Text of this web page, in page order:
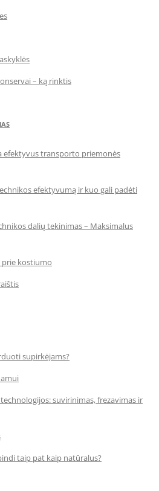
– ką rinktis
efektyvus transporto priemonės
efektyvumą ir kuo gali padėti
dalių tekinimas – Maksimalus
prie kostiumo
supirkėjams?
suvirinimas, frezavimas ir
taip pat kaip natūralus?